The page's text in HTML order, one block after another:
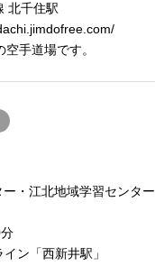
北千住駅
手道場です。
ー・江北地域学習センター
ン「西新井駅」